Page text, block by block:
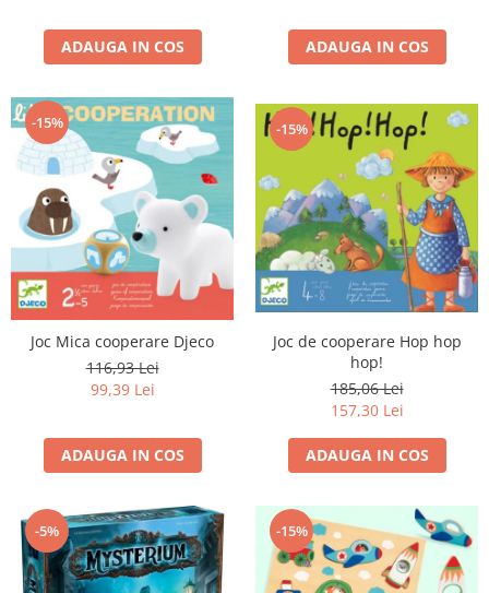
ADAUGA IN COS ADAUGA IN COS
-15%
Joc Mica cooperare Djeco
116,93 Lei
99,39 Lei
ADAUGA IN COS
-15%
Joc de cooperare Hop hop
hop!
185,06 Lei
157,30 Lei
ADAUGA IN COS
-5% -15%